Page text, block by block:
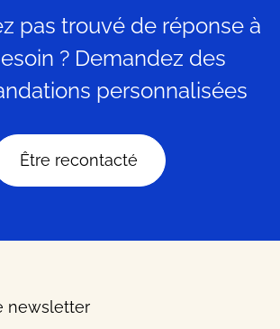
pas trouvé de réponse à
? Demandez des
personnalisées
Être recontacté
newsletter